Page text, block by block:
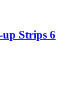
Strips 6